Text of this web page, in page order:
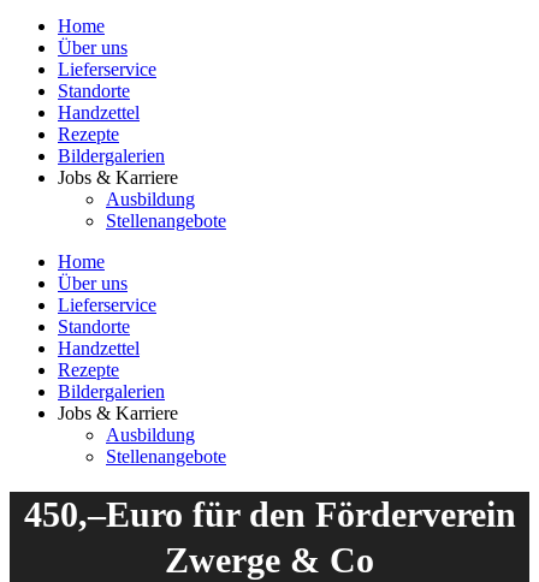
Home
Über uns
Lieferservice
Standorte
Handzettel
Rezepte
Bildergalerien
Jobs & Karriere
Ausbildung
Stellenangebote
Home
Über uns
Lieferservice
Standorte
Handzettel
Rezepte
Bildergalerien
Jobs & Karriere
Ausbildung
Stellenangebote
450,–Euro für den Förderverein
Zwerge & Co